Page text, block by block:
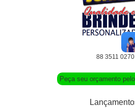
88 3511 0270
Peça seu orçamento